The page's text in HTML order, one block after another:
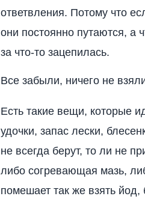
ответвления. Потому что
они постоянно путаются, а
за что-то зацепилась.
Все забыли, ничего не
Есть такие вещи, которые
удочки, запас лески,
не всегда берут, то ли не
либо согревающая мазь,
помешает так же взять йод,